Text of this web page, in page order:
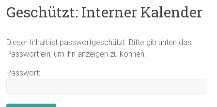
Geschützt: Interner Kalender
Dieser Inhalt ist passwortgeschützt. Bitte gib unten das
Passwort ein, um ihn anzeigen zu können.
Passwort: